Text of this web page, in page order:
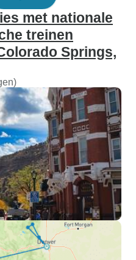
met nationale
treinen
Springs,